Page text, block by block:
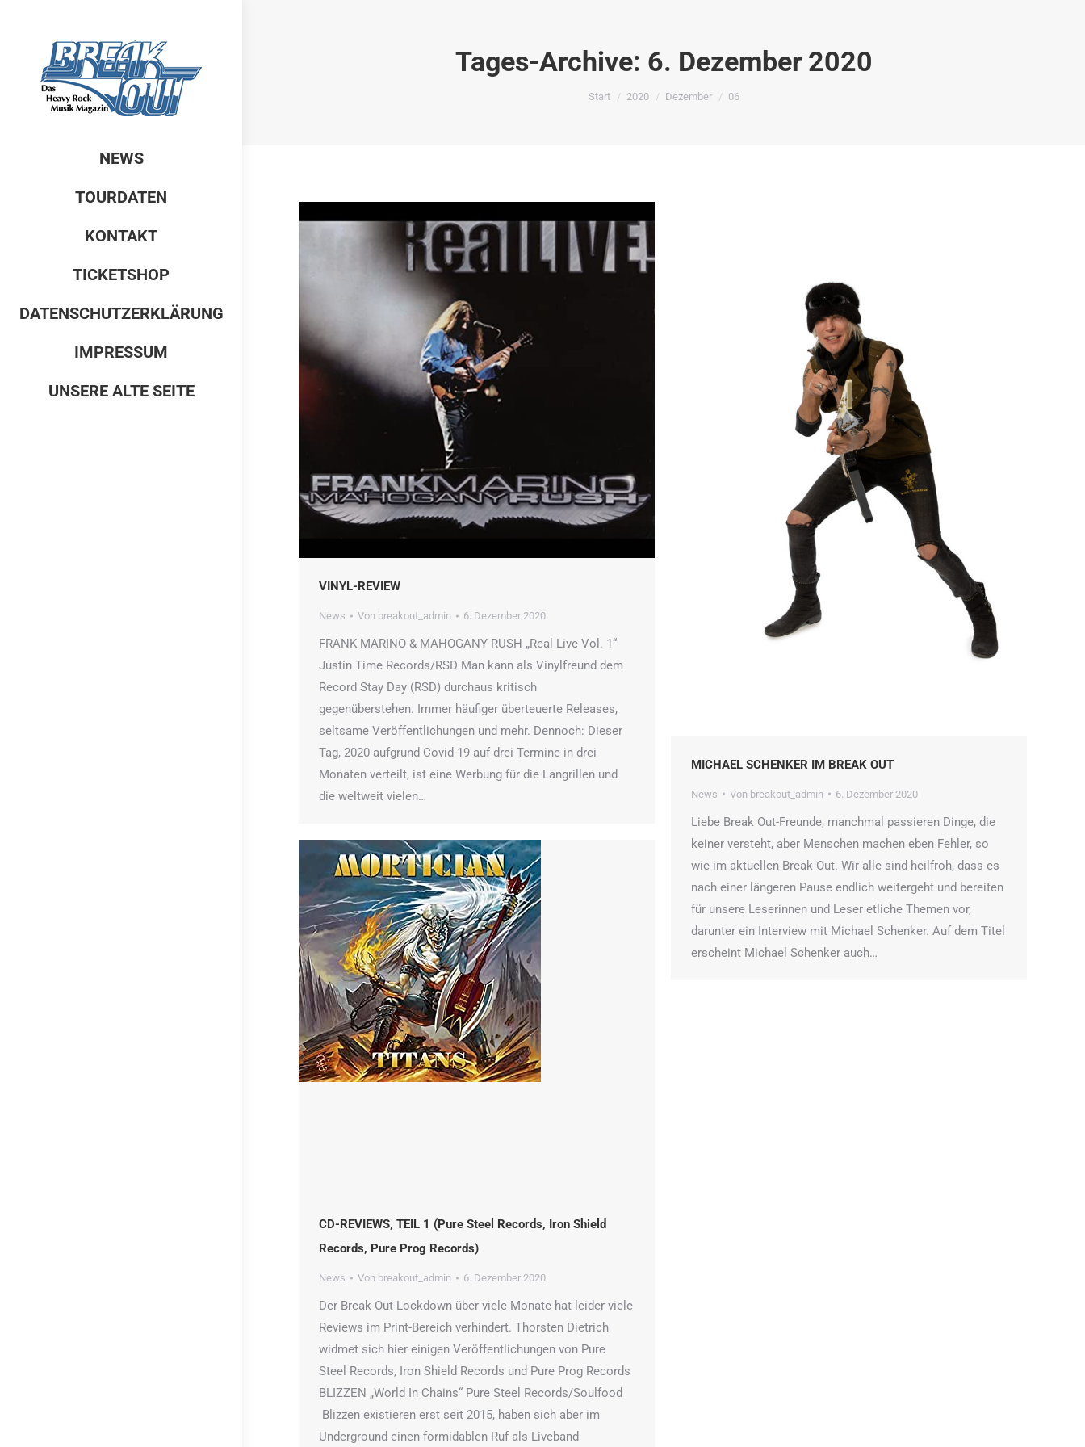
NEWS
TOURDATEN
KONTAKT
TICKETSHOP
DATENSCHUTZERKLÄRUNG
IMPRESSUM
UNSERE ALTE SEITE
Tages-Archive: 6. Dezember 2020
Sie befinden sich hier:
Start 2020 Dezember 06
VINYL-REVIEW
News Von breakout_admin 6. Dezember 2020
FRANK MARINO & MAHOGANY RUSH „Real Live Vol. 1“
Justin Time Records/RSD Man kann als Vinylfreund dem
Record Stay Day (RSD) durchaus kritisch
gegenüberstehen. Immer häufiger überteuerte Releases,
seltsame Veröffentlichungen und mehr. Dennoch: Dieser
Tag, 2020 aufgrund Covid-19 auf drei Termine in drei
Monaten verteilt, ist eine Werbung für die Langrillen und
die weltweit vielen…
MICHAEL SCHENKER IM BREAK OUT
News Von breakout_admin 6. Dezember 2020
Liebe Break Out-Freunde, manchmal passieren Dinge, die
keiner versteht, aber Menschen machen eben Fehler, so
wie im aktuellen Break Out. Wir alle sind heilfroh, dass es
nach einer längeren Pause endlich weitergeht und bereiten
für unsere Leserinnen und Leser etliche Themen vor,
darunter ein Interview mit Michael Schenker. Auf dem Titel
erscheint Michael Schenker auch…
CD-REVIEWS, TEIL 1 (Pure Steel Records, Iron Shield
Records, Pure Prog Records)
News Von breakout_admin 6. Dezember 2020
Der Break Out-Lockdown über viele Monate hat leider viele
Reviews im Print-Bereich verhindert. Thorsten Dietrich
widmet sich hier einigen Veröffentlichungen von Pure
Steel Records, Iron Shield Records und Pure Prog Records
BLIZZEN „World In Chains“ Pure Steel Records/Soulfood
Blizzen existieren erst seit 2015, haben sich aber im
Underground einen formidablen Ruf als Liveband